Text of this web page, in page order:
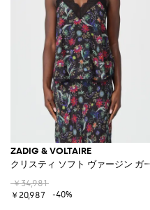
ZADIG & VOLTAIRE
クリスティ ソフト ヴァージン ガ
￥34,981
￥20,987
-40%